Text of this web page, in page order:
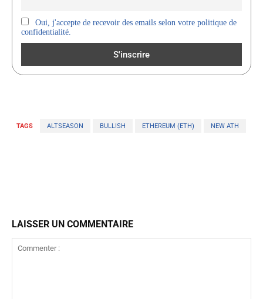
Oui, j'accepte de recevoir des emails selon votre politique de
confidentialité.
TAGS ALTSEASON BULLISH ETHEREUM (ETH) NEW ATH
LAISSER UN COMMENTAIRE